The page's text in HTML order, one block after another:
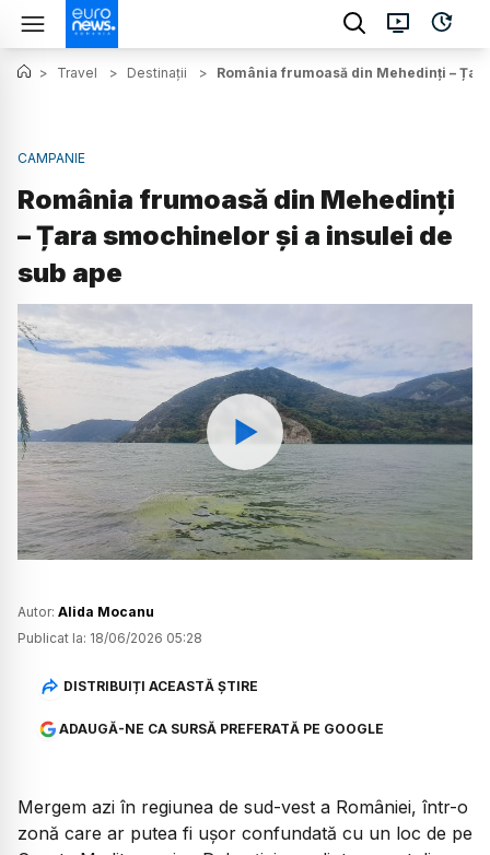
> Travel > Destinații > România frumoasă din Mehedinți –
CAMPANIE
România frumoasă din Mehedinți
– Țara smochinelor și a insulei de
sub ape
Watch
Autor: Alida Mocanu
Publicat la: 18/06/2026 05:28
DISTRIBUIȚI ACEASTĂ ȘTIRE
ADAUGĂ-NE CA SURSĂ PREFERATĂ PE GOOGLE
Mergem azi în regiunea de sud-vest a României, într-o
zonă care ar putea fi ușor confundată cu un loc de pe